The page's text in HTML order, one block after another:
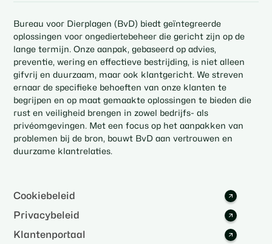
Bureau voor Dierplagen (BvD) biedt geïntegreerde
oplossingen voor ongediertebeheer die gericht zijn op de
lange termijn. Onze aanpak, gebaseerd op advies,
preventie, wering en effectieve bestrijding, is niet alleen
gifvrij en duurzaam, maar ook klantgericht. We streven
ernaar de specifieke behoeften van onze klanten te
begrijpen en op maat gemaakte oplossingen te bieden die
rust en veiligheid brengen in zowel bedrijfs- als
privéomgevingen. Met een focus op het aanpakken van
problemen bij de bron, bouwt BvD aan vertrouwen en
duurzame klantrelaties.
Cookiebeleid
Privacybeleid
Klantenportaal